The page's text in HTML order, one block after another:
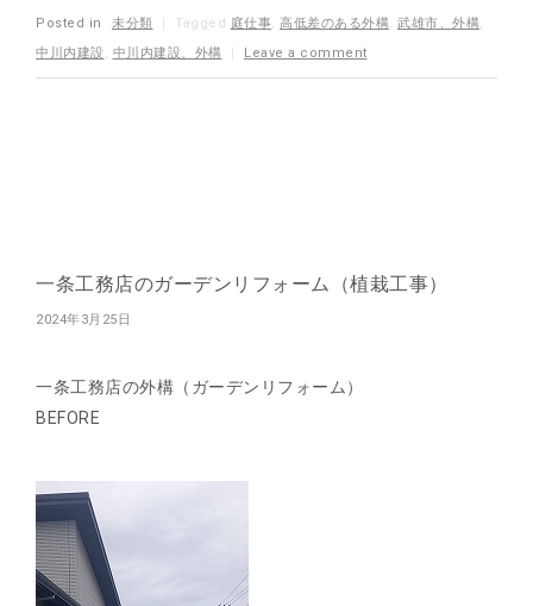
Posted in 未分類 Tagged 庭仕事, 高低差のある外構, 武雄市、外構,
中川内建設 , 中川内建設、外構 Leave a comment
一条工務店のガーデンリフォーム（植栽工事）
2024年3月25日
一条工務店の外構（ガーデンリフォーム）
BEFORE